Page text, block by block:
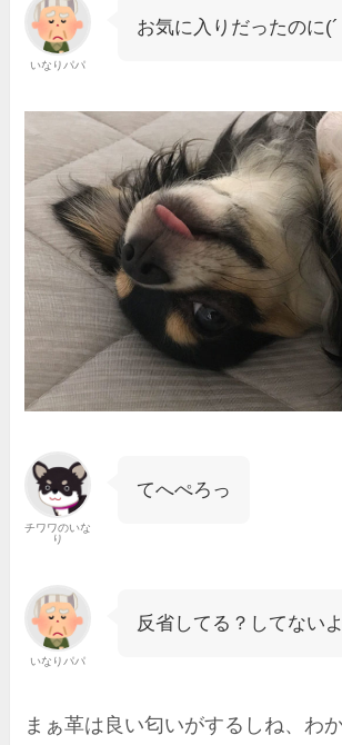
いなりパパ
お気に入りだったのに
チワワのいな
り
てへぺろっ
いなりパパ
反省してる？してない
まぁ革は良い匂いがするしね、わ